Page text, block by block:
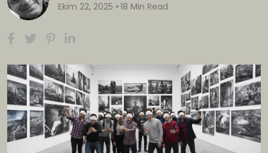
Ekim 22, 2025 18 Min Read